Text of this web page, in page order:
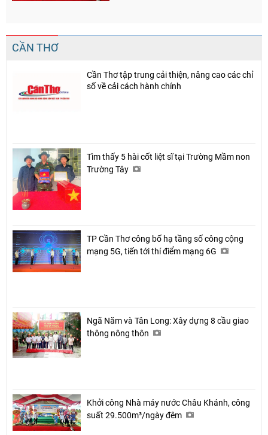
CẦN THƠ
Cần Thơ tập trung cải thiện, nâng cao các chỉ
số về cải cách hành chính
Tìm thấy 5 hài cốt liệt sĩ tại Trường Mầm non
Trường Tây
TP Cần Thơ công bố hạ tầng số công cộng
mạng 5G, tiến tới thí điểm mạng 6G
Ngã Năm và Tân Long: Xây dựng 8 cầu giao
thông nông thôn
Khởi công Nhà máy nước Châu Khánh, công
suất 29.500m³/ngày đêm